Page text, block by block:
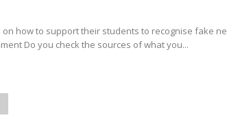
how to support their students to recognise fake
Do you check the sources of what you...